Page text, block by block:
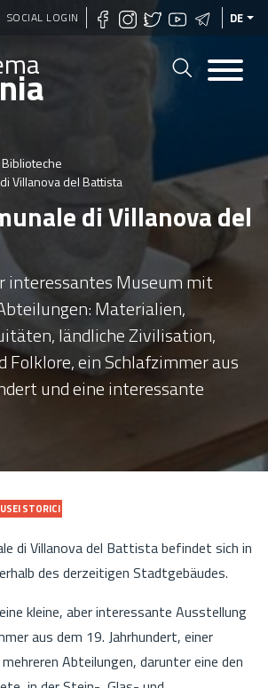
Direkt
zum
SOCIAL LOGIN DE
Villanova del Battista
di Villanova del
interessantes Museum mit
Materialien,
ländliche Zivilisation,
Folklore, ein Schlafzimmer aus
und eine interessante
STORICI
di Villanova del Battista befindet sich in
des derzeitigen Stadtgebäudes.
kleine, aber interessante Ausstellung
aus dem 19. Jahrhundert, einer
Abteilungen, darunter eine den